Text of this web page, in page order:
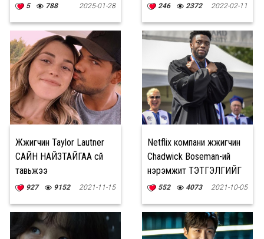
5 788 2025-01-28 246 2372 2022-02-11
Жүжигчин Taylor Lautner
САЙН НАЙЗТАЙГАА сүй
тавьжээ
927 9152 2021-11-15
Netflix компани жүжигчин
Chadwick Boseman-ий
нэрэмжит ТЭТГЭЛГИЙГ
зарлалаа
552 4073 2021-10-05